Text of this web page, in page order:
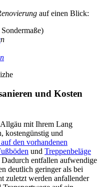
auf einen Blick:
n
und Kosten
mit Ihrem Lang
kostengünstig und
den vorhandenen
und Treppenbeläge
entfallen aufwendige
deutlich geringer als bei
zuletzt werden anfallender